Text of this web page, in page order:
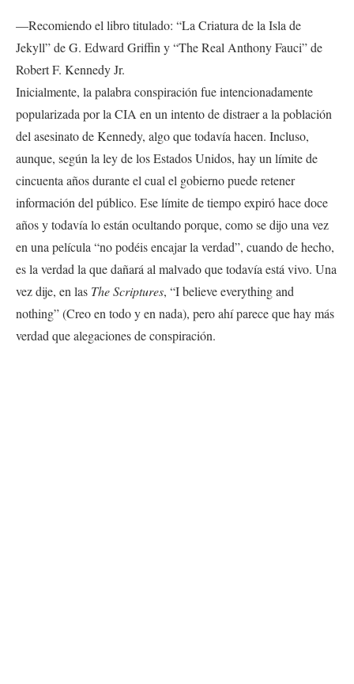
—Recomiendo el libro titulado: “La Criatura de la Isla de
Jekyll” de G. Edward Griffin y “The Real Anthony Fauci” de
Robert F. Kennedy Jr.
Inicialmente, la palabra conspiración fue intencionadamente
popularizada por la CIA en un intento de distraer a la población
del asesinato de Kennedy, algo que todavía hacen. Incluso,
aunque, según la ley de los Estados Unidos, hay un límite de
cincuenta años durante el cual el gobierno puede retener
información del público. Ese límite de tiempo expiró hace doce
años y todavía lo están ocultando porque, como se dijo una vez
en una película “no podéis encajar la verdad”, cuando de hecho,
es la verdad la que dañará al malvado que todavía está vivo. Una
vez dije, en las The Scriptures, “I believe everything and
nothing” (Creo en todo y en nada), pero ahí parece que hay más
verdad que alegaciones de conspiración.